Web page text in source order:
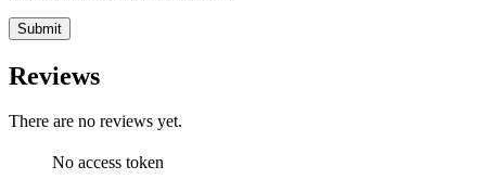
Reviews
There are no reviews yet.
No access token